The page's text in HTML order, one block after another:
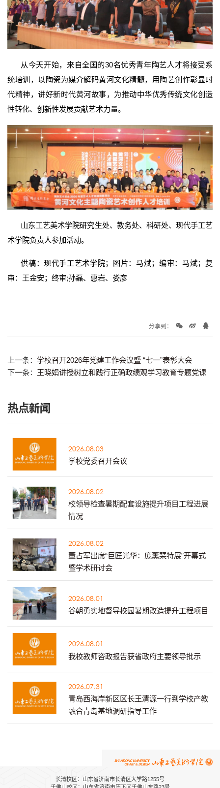
从今天开始，来自全国的30名优秀青年陶艺人才将接受系
统培训，以陶瓷为媒介解码黄河文化精髓，用陶艺创作彰显时
代精神，讲好新时代黄河故事，为推动中华优秀传统文化创造
性转化、创新性发展贡献艺术力量。
山东工艺美术学院研究生处、教务处、科研处、现代手工艺
术学院负责人参加活动。
供稿：现代手工艺术学院；图片：马斌；编审：马斌；复
审：王金安；终审;孙磊、惠岩、娄彦
分享到：
上一条： 学校召开2026年党建工作会议暨 “七一”表彰大会
下一条： 王晓娟讲授树立和践行正确政绩观学习教育专题党课
热点新闻
2026.08.03
学校党委召开会议
2026.08.02
校领导检查暑期配套设施提升项目工程进展
情况
2026.08.02
董占军出席“巨匠光华：庞薰琹特展”开幕式
暨学术研讨会
2026.08.01
谷朝勇实地督导校园暑期改造提升工程项目
2026.08.01
我校教师咨政报告获省政府主要领导批示
2026.07.31
青岛西海岸新区区长王清源一行到学校产教
融合青岛基地调研指导工作
长清校区：山东省济南市长清区大学路1255号